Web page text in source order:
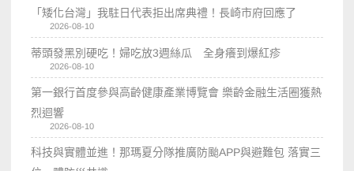
「矮化台灣」我駐日代表拒出席典禮！長崎市府回應了
2026-08-10
蒂頭發黑別硬吃！婦吃放3週絲瓜 全身癢到爆紅疹
2026-08-10
第一銀行首度參與高齡健康產業博覽會 樂齡金融生活圈獲熱
烈迴響
2026-08-10
科技與實體並進！那瑪夏分隊推廣防颱APP與避難包 落實三